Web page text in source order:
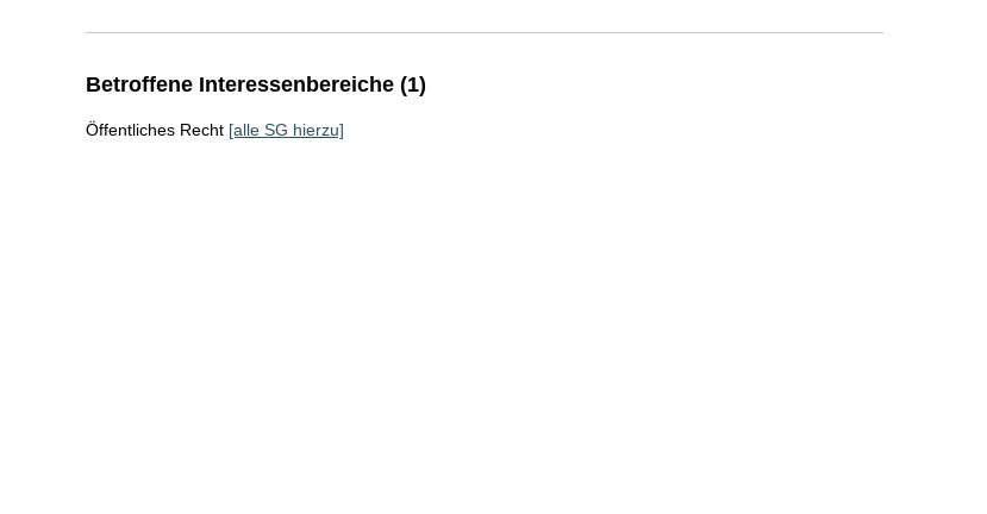
Betroffene Interessenbereiche (1)
Öffentliches Recht [alle SG hierzu]